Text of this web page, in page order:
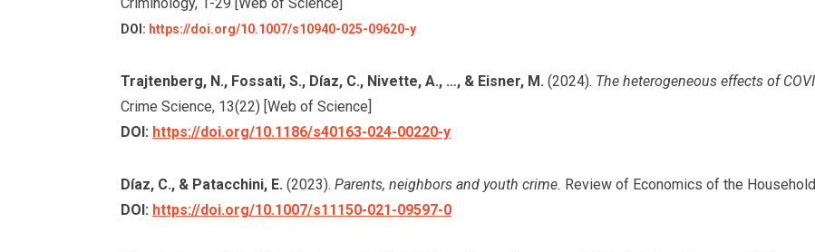
Criminology, 1-29 [Web of Science]
DOI: https://doi.org/10.1007/s10940-025-09620-y
Trajtenberg, N., Fossati, S., Díaz, C., Nivette, A., …, & Eisner, M. (2024). The heterogeneous effects of
Crime Science, 13(22) [Web of Science]
DOI: https://doi.org/10.1186/s40163-024-00220-y
Díaz, C., & Patacchini, E. (2023). Parents, neighbors and youth crime. Review of Economics of the
DOI: https://doi.org/10.1007/s11150-021-09597-0